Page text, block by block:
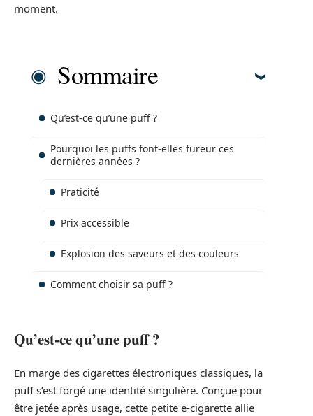
moment.
Sommaire
Qu’est-ce qu’une puff ?
Pourquoi les puffs font-elles fureur ces
dernières années ?
Praticité
Prix accessible
Explosion des saveurs et des couleurs
Comment choisir sa puff ?
Qu’est-ce qu’une puff ?
En marge des cigarettes électroniques classiques, la
puff s’est forgé une identité singulière. Conçue pour
être jetée après usage, cette petite e-cigarette allie